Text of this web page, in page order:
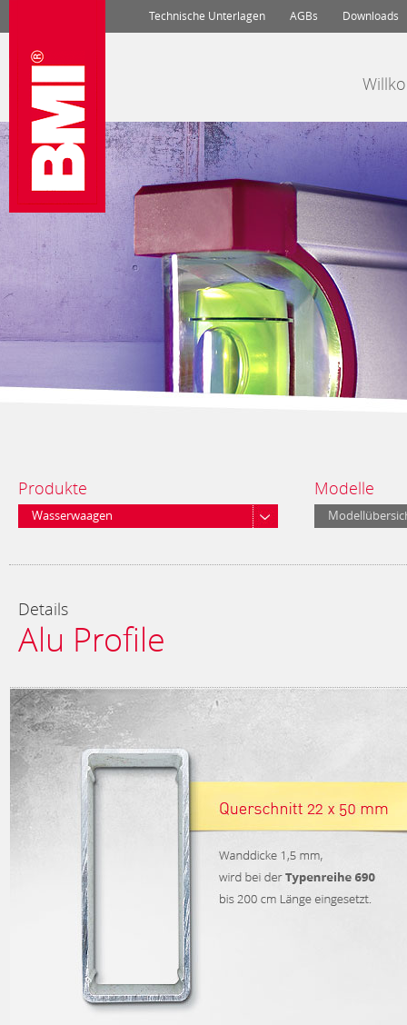
Technische Unterlagen AGBs Downloads
Produkte
Wasserwaagen
Modelle
Details
Alu Profile